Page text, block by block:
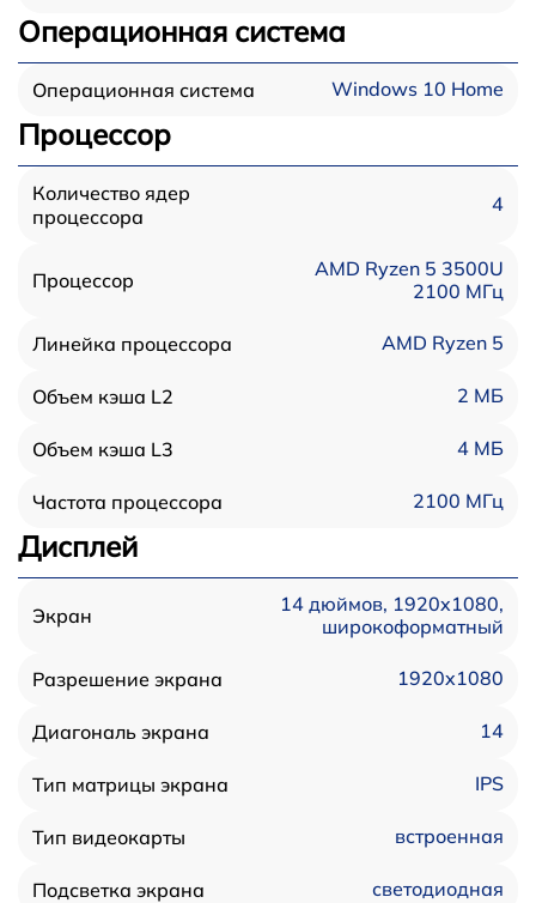
Операционная система
Операционная система Windows 10 Home
Процессор
Количество ядер
процессора
4
Процессор
AMD Ryzen 5 3500U
2100 МГц
Линейка процессора AMD Ryzen 5
Объем кэша L2 2 МБ
Объем кэша L3 4 МБ
Частота процессора 2100 МГц
Дисплей
Экран
14 дюймов, 1920x1080,
широкоформатный
Разрешение экрана 1920x1080
Диагональ экрана 14
Тип матрицы экрана IPS
Тип видеокарты встроенная
Подсветка экрана светодиодная